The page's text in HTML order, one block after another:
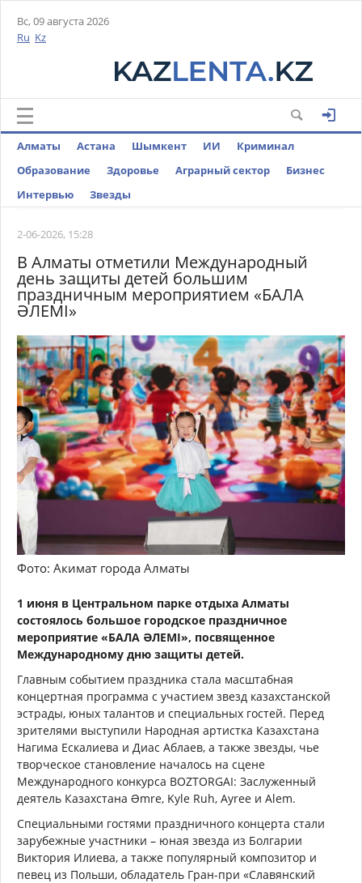
Вс, 09 августа 2026
Ru Kz
Алматы Астана Шымкент ИИ
Криминал
Образование
Здоровье Аграрный сектор
Бизнес
Интервью
Звезды
2-06-2026, 15:28
В Алматы отметили Международный
день защиты детей большим
праздничным мероприятием «БАЛА
ӘЛЕМІ»
Фото: Акимат города Алматы
1 июня в Центральном парке отдыха Алматы
состоялось большое городское праздничное
мероприятие «БАЛА ӘЛЕМІ», посвященное
Международному дню защиты детей.
Главным событием праздника стала масштабная
концертная программа с участием звезд казахстанской
эстрады, юных талантов и специальных гостей. Перед
зрителями выступили Народная артистка Казахстана
Нагима Ескалиева и Диас Аблаев, а также звезды, чье
творческое становление началось на сцене
Международного конкурса BOZTORGAI: Заслуженный
деятель Казахстана Əmre, Kyle Ruh, Ayree и Alem.
Специальными гостями праздничного концерта стали
зарубежные участники – юная звезда из Болгарии
Виктория Илиева, а также популярный композитор и
певец из Польши, обладатель Гран-при «Славянский